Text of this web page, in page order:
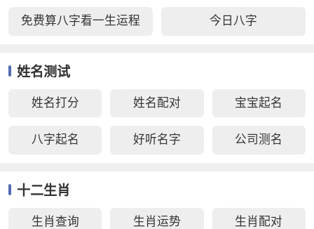
势 运势
免费算八字看一生运程 今日八字
姓名测试
姓名打分 姓名配对 宝宝起名
八字起名 好听名字 公司测名
十二生肖
生肖查询 生肖运势 生肖配对